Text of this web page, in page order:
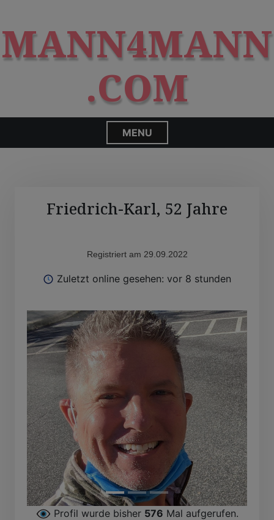
i
p
o
c
n
t
MANN4MANN
.COM
MENU
Friedrich-Karl, 52 Jahre
Registriert am 29.09.2022
Zuletzt online gesehen: vor 8 stunden
Profil wurde bisher 576 Mal aufgerufen.